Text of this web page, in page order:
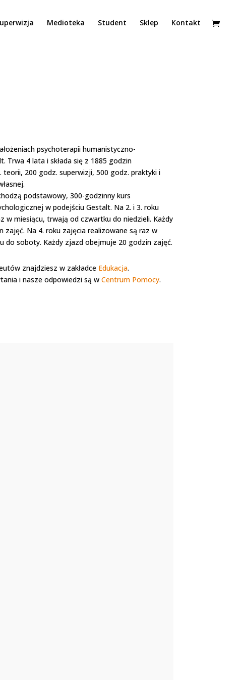
Medioteka Student Sklep Kontakt
psychoterapii humanistyczno-
Trwa 4 lata i składa się z 1885 godzin
teorii, 200 godz. superwizji, 500 godz. praktyki i
podstawowy, 300-godzinny kurs
w podejściu Gestalt. Na 2. i 3. roku
w miesiącu, trwają od czwartku do niedzieli. Każdy
zajęć. Na 4. roku zajęcia realizowane są raz w
do soboty. Każdy zjazd obejmuje 20 godzin zajęć.
znajdziesz w zakładce Edukacja.
i nasze odpowiedzi są w Centrum Pomocy.